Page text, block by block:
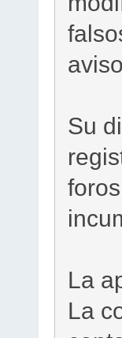
Su
La
La